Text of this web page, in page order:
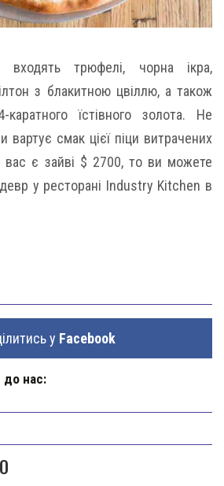
трюфелі, чорна ікра,
з блакитною цвіллю, а також
каратного їстівного золота. Не
вартує смак цієї піци витрачених
вас є зайві $ 2700, то ви можете
у ресторані Industry Kitchen в
у Facebook
до нас: